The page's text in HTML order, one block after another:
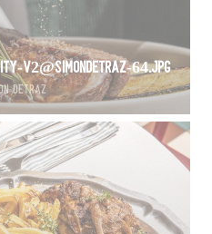
V2@SimonDetraz-64.jpg
Detraz